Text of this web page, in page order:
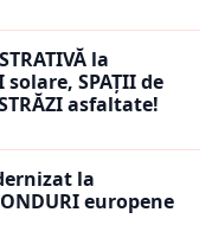
la
SPAȚII de
asfaltate!
la
europene